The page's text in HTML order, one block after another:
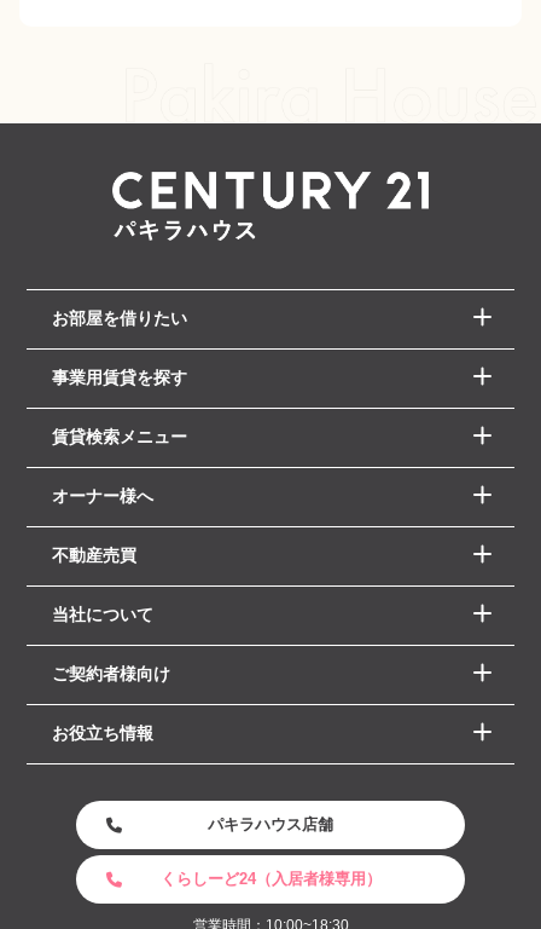
お部屋を借りたい
事業用賃貸を探す
賃貸検索メニュー
オーナー様へ
不動産売買
当社について
ご契約者様向け
お役立ち情報
パキラハウス店舗
くらしーど24（入居者様専用）
営業時間：10:00~18:30